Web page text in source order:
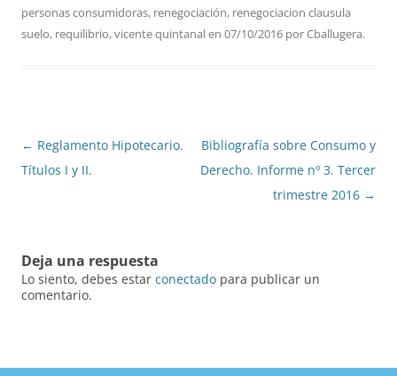
personas consumidoras, renegociación, renegociacion clausula
suelo, requilibrio,vicente quintanalen 07/10/2016 porCballugera.
Navegación
de
← Reglamento Hipotecario.
Títulos I y II.
Bibliografía sobre Consumo y
Derecho. Informe nº 3. Tercer
trimestre 2016 →
Deja una respuesta
Lo siento, debes estar conectado para publicar un
comentario.